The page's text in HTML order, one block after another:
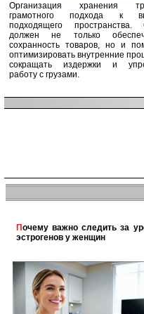
Организация хранения
грамотного подхода к
подходящего пространства.
должен не только
сохранность товаров, но и
оптимизировать внутренние
сокращать издержки и
работу с грузами.
Почему важно следить за уровнем
эстрогенов у женщин